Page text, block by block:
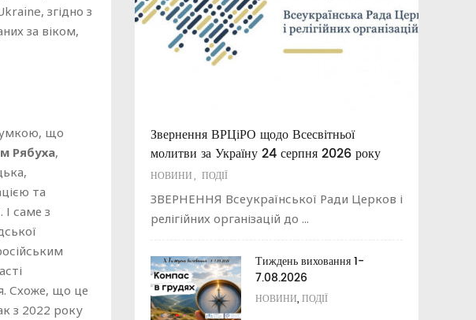
згідно з
за віком,
що
Рябуха,
та
саме з
Схоже, що це
з 2022 року
Звернення ВРЦіРО щодо Всесвітньої
молитви за Україну 24 серпня 2026 року
НОВИНИ ПОДІЇ
ЗВЕРНЕННЯ Всеукраїнської Ради Церков і
релігійних організацій до ...
Тиждень виховання 1-
7.08.2026
НОВИНИ, ПОДІЇ
Для батьків
ПУБЛІКАЦІЇ
С.В. Скрипнікова "Основні принципи
католицького сімейного виховання"
ПУБЛІКАЦІЇ
Святі про виховання
ПУБЛІКАЦІЇ
Василій Великий До юнаків про те, як ...
Апостольські повчання
Католицькі заклади освіти